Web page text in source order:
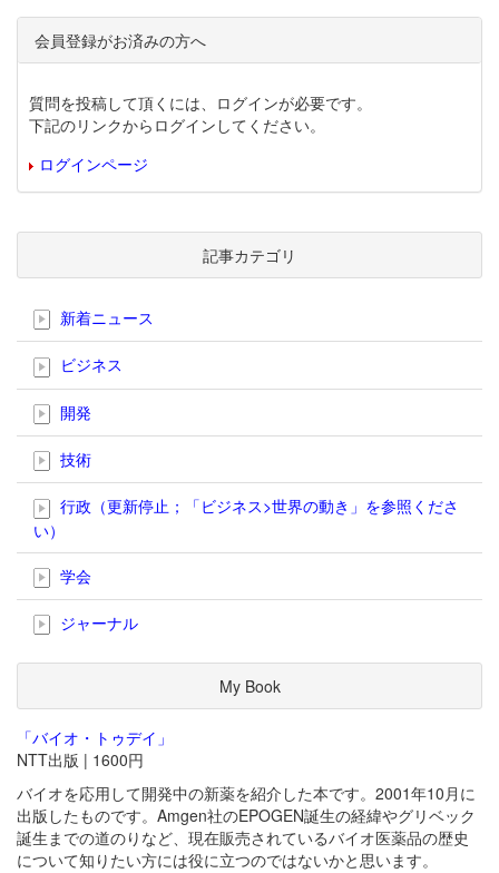
会員登録がお済みの方へ
質問を投稿して頂くには、ログインが必要です。
下記のリンクからログインしてください。
ログインページ
記事カテゴリ
新着ニュース
ビジネス
開発
技術
行政（更新停止；「ビジネス>世界の動き」を参照くださ
い）
学会
ジャーナル
My Book
「バイオ・トゥデイ」
NTT出版 | 1600円
バイオを応用して開発中の新薬を紹介した本です。2001年10月に
出版したものです。Amgen社のEPOGEN誕生の経緯やグリベック
誕生までの道のりなど、現在販売されているバイオ医薬品の歴史
について知りたい方には役に立つのではないかと思います。